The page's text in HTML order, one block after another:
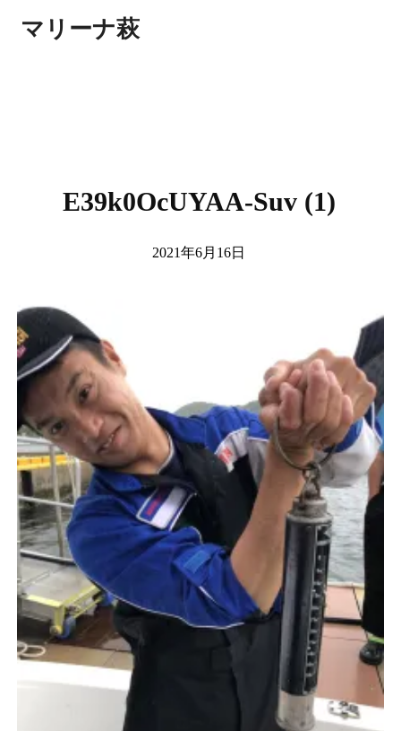
マリーナ萩
E39k0OcUYAA-Suv (1)
2021年6月16日